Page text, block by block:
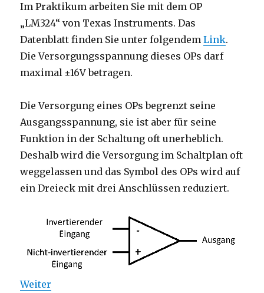
Im Praktikum arbeiten Sie mit dem OP
„LM324“ von Texas Instruments. Das
Datenblatt finden Sie unter folgendemLink.
Die Versorgungsspannung dieses OPs darf
maximal ±16V betragen.
Die Versorgung eines OPs begrenzt seine
Ausgangsspannung, sie ist aber für seine
Funktion in der Schaltung oft unerheblich.
Deshalb wird die Versorgung im Schaltplan oft
weggelassen und das Symbol des OPs wird auf
ein Dreieck mit drei Anschlüssen reduziert.
Weiter